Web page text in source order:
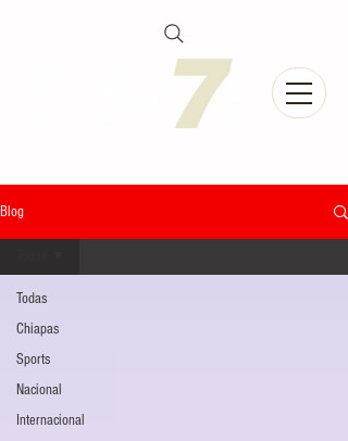
Blog
Todas
Chiapas
Sports
Nacional
Internacional